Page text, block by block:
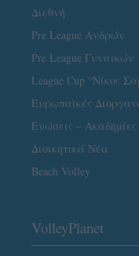
Διεθνή
Pre League Ανδρών
Pre League Γυναικών
League Cup “Νίκος
Ευρωπαϊκές
Ενώσεις – Ακαδημίες
Διοικητικά Νέα
Beach Volley
VolleyPlanet